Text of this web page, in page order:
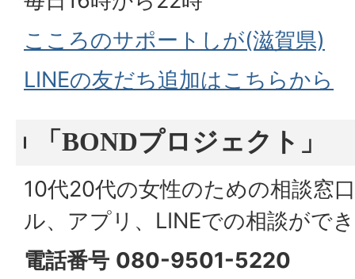
こころのサポートしが(滋賀県)
LINEの友だち追加はこちらから
「BONDプロジェクト」
10代20代の女性のための相談窓
ル、アプリ、LINEでの相談がで
電話番号 080-9501-5220